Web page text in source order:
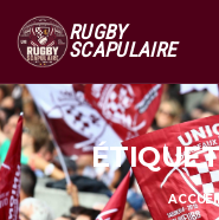
RUGBY
SCAPULAIRE